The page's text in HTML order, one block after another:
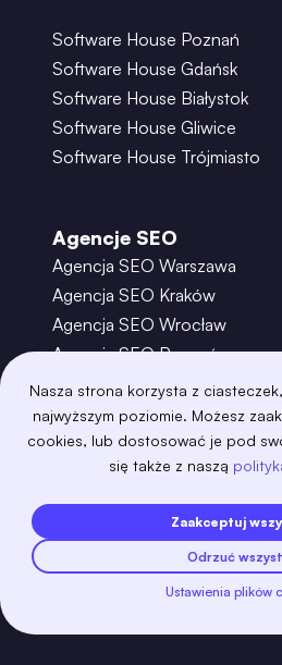
Nasza strona korzysta z
najwyższym poziomie. Możesz
cookies, lub dostosować je pod
się także z naszą
Zaakceptuj
Odrzuć
Ustawienia plików
Software House Poznań
Software House Gdańsk
Software House Białystok
Software House Gliwice
Software House Trójmiasto
Agencje SEO
Agencja SEO Warszawa
Agencja SEO Kraków
Agencja SEO Wrocław
Agencja SEO Poznań
Agencja SEO Gdańsk
Agencja SEO Toruń
aws-amplify
aws-lambda
axios